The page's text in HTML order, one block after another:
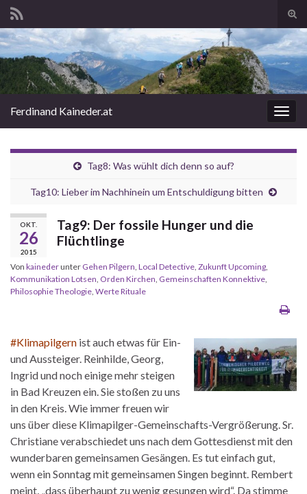
Search for:
Ferdinand Kaineder.at
Tag8: Was wühlt dich denn so auf?
Tag10: Lieber im Nachhinein um Entschuldigung bitten
OKT.
26
2015
Tag9: Der fossile Hunger und die
Flüchtlinge
Von kainederunter Gehen Pilgern Local Detective Zukunft Upcoming
Kommunikation Lotsen Orden Kirchen Gemeinschaften Konnektive
Philosophie Theologie Werte Rituale
#Klimapilgern ist auch etwas für Ein-
und Aussteiger. Reinhilde, Georg,
Ingrid und noch einige mehr steigen
in Bad Kreuzen ein. Sie stoßen zu uns
in den Kreis. Wie immer freuen wir
uns über diese Klimapilger-Gemeinschafts-Vergrößerung. Sr.
Christiane verabschiedet uns nach dem Gottesdienst mit den
wunderbaren gemeinsamen Gesängen. Es tut einfach gut,
wenn ein Sonntag mit gemeinsamen Singen beginnt. Rembert
meint, „dass überhaupt zu wenig gesungen wird“. Da stimme